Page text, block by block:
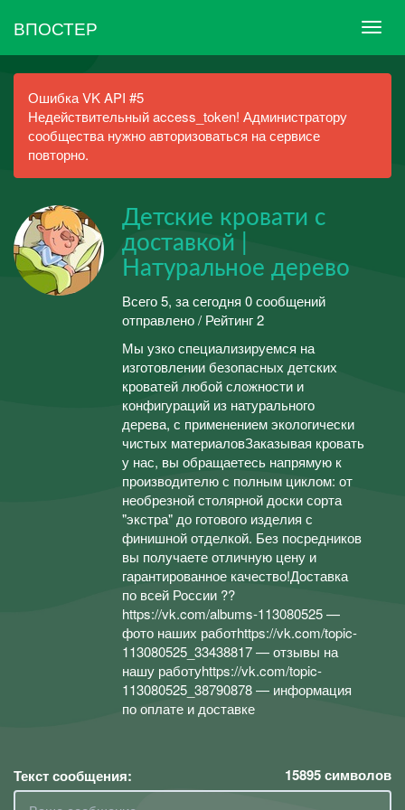
ВПОСТЕР
Ошибка VK API #5
Недействительный access_token! Администратору
сообщества нужно авторизоваться на сервисе
повторно.
Детские кровати с
доставкой |
Натуральное дерево
Всего 5, за сегодня 0 сообщений
отправлено / Рейтинг 2
Мы узко специализируемся на
изготовлении безопасных детских
кроватей любой сложности и
конфигураций из натурального
дерева, с применением экологически
чистых материаловЗаказывая кровать
у нас, вы обращаетесь напрямую к
производителю с полным циклом: от
необрезной столярной доски сорта
"экстра" до готового изделия с
финишной отделкой. Без посредников
вы получаете отличную цену и
гарантированное качество!Доставка
по всей России ??
https://vk.com/albums-113080525 —
фото наших работhttps://vk.com/topic-
113080525_33438817 — отзывы на
нашу работуhttps://vk.com/topic-
113080525_38790878 — информация
по оплате и доставке
Текст сообщения: 15895символов